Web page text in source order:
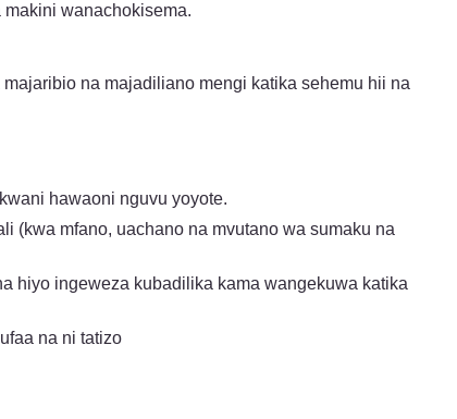
wanachokisema.
na majadiliano mengi katika sehemu hii na
hawaoni nguvu yoyote.
(kwa mfano, uachano na mvutano wa sumaku na
hiyo ingeweza kubadilika kama wangekuwa katika
na ni tatizo